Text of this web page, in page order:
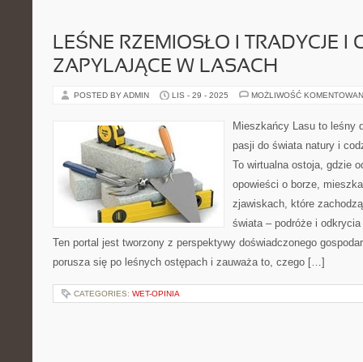
LEŚNE RZEMIOSŁO I TRADYCJE I
ZAPYLAJĄCE W LASACH
POSTED BY ADMIN LIS - 29 - 2025 MOŻLIWOŚĆ
Mieszkańcy Lasu to leśny
pasji do świata natury i
To wirtualna ostoja, gdzie
opowieści o borze,
zjawiskach, które
świata – podróże i
Ten portal jest tworzony z perspektywy doświadczonego
porusza się po leśnych ostępach i zauważa to, czego […]
CATEGORIES: WET-OPINIA